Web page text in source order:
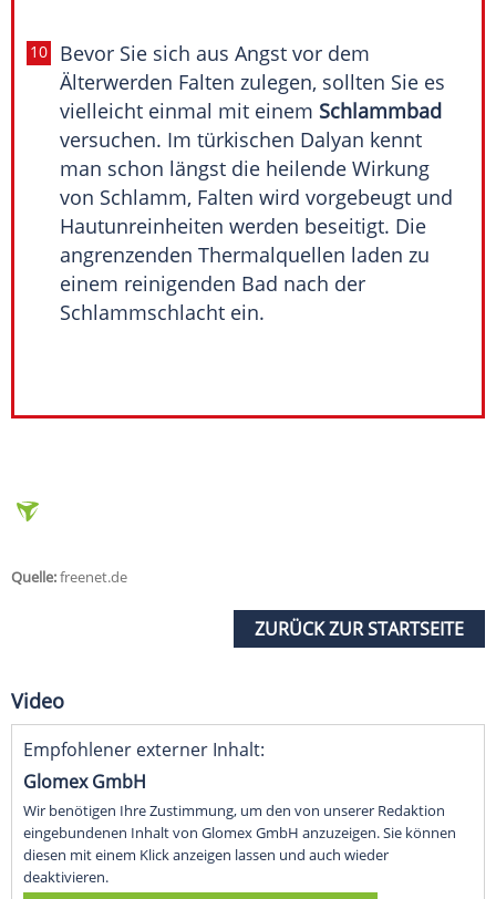
Bevor Sie sich aus Angst vor dem
Älterwerden Falten zulegen, sollten Sie es
vielleicht einmal mit einem Schlammbad
versuchen. Im türkischen Dalyan kennt
man schon längst die heilende Wirkung
von Schlamm, Falten wird vorgebeugt und
Hautunreinheiten werden beseitigt. Die
angrenzenden Thermalquellen laden zu
einem reinigenden Bad nach der
Schlammschlacht ein.
Quelle:freenet.de
ZURÜCK ZUR STARTSEITE
Video
Empfohlener externer Inhalt:
Glomex GmbH
Wir benötigen Ihre Zustimmung, um den von unserer Redaktion
eingebundenen Inhalt von Glomex GmbH anzuzeigen. Sie können
diesen mit einem Klick anzeigen lassen und auch wieder
deaktivieren.